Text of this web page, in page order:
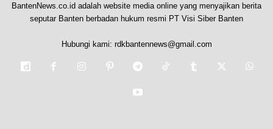
BantenNews.co.id adalah website media online yang menyajikan berita
seputar Banten berbadan hukum resmi PT Visi Siber Banten
Hubungi kami: rdkbantennews@gmail.com